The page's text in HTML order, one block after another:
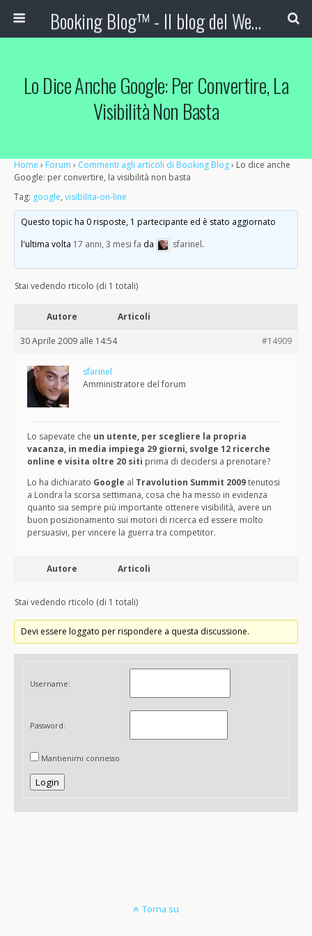
Booking Blog™ - Il blog del Web Marketing Turistico
Lo Dice Anche Google: Per Convertire, La
Visibilità Non Basta
Home › Forum › Commenti agli articoli di Booking Blog› Lo dice anche
Google: per convertire, la visibilità non basta
Tag: google, visibilita-on-line
Questo topic ha 0 risposte, 1 partecipante ed è stato aggiornato
l'ultima volta 17 anni, 3 mesi fa da sfarinel.
Stai vedendo rticolo (di 1 totali)
Autore Articoli
30 Aprile 2009 alle 14:54 #14909
sfarinel
Amministratore del forum
Lo sapevate che un utente, per scegliere la propria
vacanza, in media impiega 29 giorni, svolge 12 ricerche
online e visita oltre 20 siti prima di decidersi a prenotare?
Lo ha dichiarato Google al Travolution Summit 2009tenutosi
a Londra la scorsa settimana, cosa che ha messo in evidenza
quanto sia sempre più importante ottenere visibilità, avere un
buon posizionamento sui motori di ricerca ed essere molto
persuasivi, per vincere la guerra tra competitor.
Autore Articoli
Stai vedendo rticolo (di 1 totali)
Devi essere loggato per rispondere a questa discussione.
Username:
Password:
Mantienimi connesso
Login
Torna su